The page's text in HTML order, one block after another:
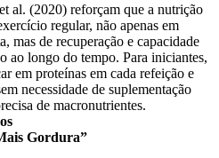
al. (2020) reforçam que a nutrição
regular, não apenas em
mas de recuperação e capacidade
ao longo do tempo. Para iniciantes,
em proteínas em cada refeição e
necessidade de suplementação
de macronutrientes.
Gordura”